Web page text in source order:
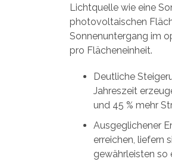
Lichtquelle wie eine
photovoltaischen
Sonnenuntergang im
pro Flächeneinheit.
Deutliche
Jahreszeit
und 45 % mehr
Ausgeglichener
erreichen, liefern
gewährleisten so